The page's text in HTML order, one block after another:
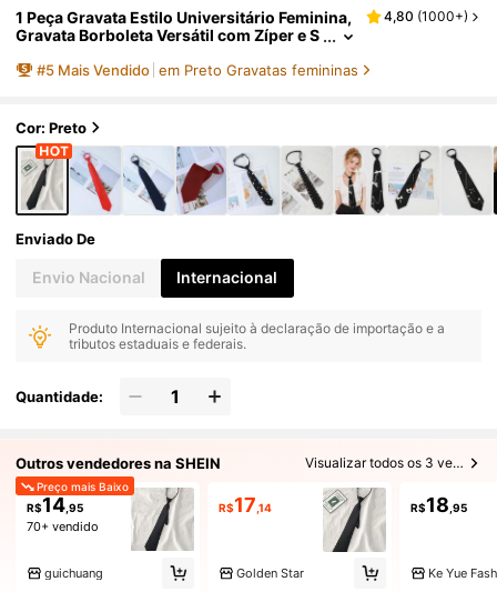
1 Peça Gravata Estilo Universitário Feminina,
Gravata Borboleta Versátil com Zíper e S
4,80 (1000+)
#5 Mais Vendido em Preto Gravatas femininas
Cor: Preto
Enviado De
Envio Nacional Internacional
Produto Internacional sujeito à declaração de importação e a
tributos estaduais e federais.
Quantidade:
Outros vendedores na SHEIN Visualizar todos os 3 vendedores
Preço mais Baixo
R$14,95
70+ vendido
guichuang
R$17 ,14
Golden Star
R$18 ,95